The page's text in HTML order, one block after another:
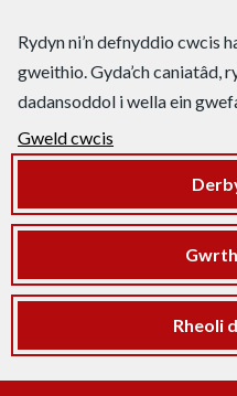
Rydyn ni’n defnyddio cwcis
gweithio. Gyda’ch caniatâd,
dadansoddol i wella ein
Gweld cwcis
Rheoli